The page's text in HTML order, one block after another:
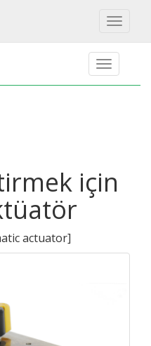
Toggle
için
actuator]